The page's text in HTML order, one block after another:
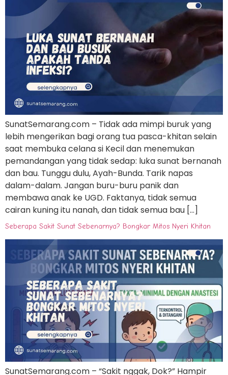
SunatSemarang.com – Tidak ada mimpi buruk yang
lebih mengerikan bagi orang tua pasca-khitan selain
saat membuka celana si Kecil dan menemukan
pemandangan yang tidak sedap: luka sunat bernanah
dan bau. Tunggu dulu, Ayah-Bunda. Tarik napas
dalam-dalam. Jangan buru-buru panik dan
membawa anak ke UGD. Faktanya, tidak semua
cairan kuning itu nanah, dan tidak semua bau […]
Seberapa Sakit Sunat Sebenarnya? Bongkar Mitos Nyeri Khitan
SunatSemarang.com – “Sakit nggak, Dok?” Hampir